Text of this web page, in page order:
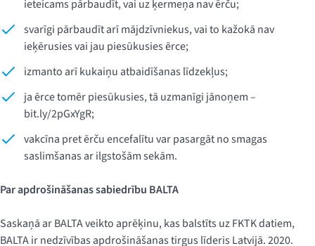
ieteicams pārbaudīt, vai uz ķermeņa nav ērču;
svarīgi pārbaudīt arī mājdzīvniekus, vai to kažokā nav
ieķērusies vai jau piesūkusies ērce;
izmanto arī kukaiņu atbaidīšanas līdzekļus;
ja ērce tomēr piesūkusies, tā uzmanīgi jānoņem –
bit.ly/2pGxYgR;
vakcīna pret ērču encefalītu var pasargāt no smagas
saslimšanas ar ilgstošām sekām.
Par apdrošināšanas sabiedrību BALTA
Saskaņā ar BALTA veikto aprēķinu, kas balstīts uz FKTK datiem,
BALTA ir nedzīvības apdrošināšanas tirgus līderis Latvijā. 2020.